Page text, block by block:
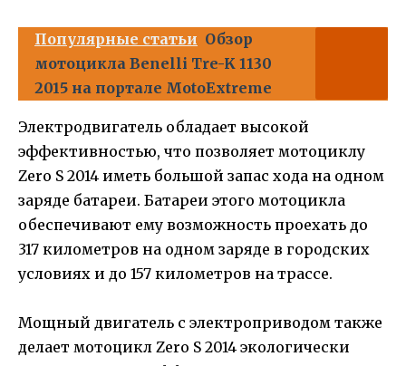
Популярные статьи Обзор
мотоцикла Benelli Tre-K 1130
2015 на портале MotoExtreme
Электродвигатель обладает высокой
эффективностью, что позволяет мотоциклу
Zero S 2014 иметь большой запас хода на одном
заряде батареи. Батареи этого мотоцикла
обеспечивают ему возможность проехать до
317 километров на одном заряде в городских
условиях и до 157 километров на трассе.
Мощный двигатель с электроприводом также
делает мотоцикл Zero S 2014 экологически